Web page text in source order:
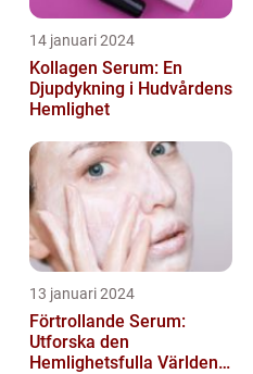
14 januari 2024
Kollagen Serum: En
Djupdykning i Hudvårdens
Hemlighet
13 januari 2024
Förtrollande Serum:
Utforska den
Hemlighetsfulla Världen